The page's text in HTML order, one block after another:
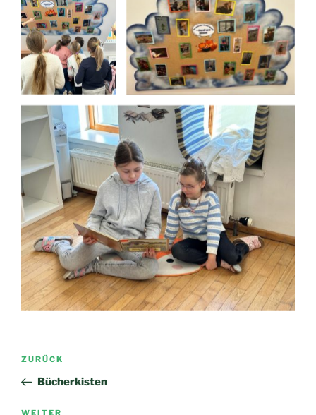
Beitragsnavigation
Vorheriger
Beitrag
ZURÜCK
Bücherkisten
WEITER